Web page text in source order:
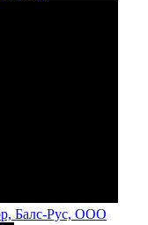
Балс-Рус, ООО